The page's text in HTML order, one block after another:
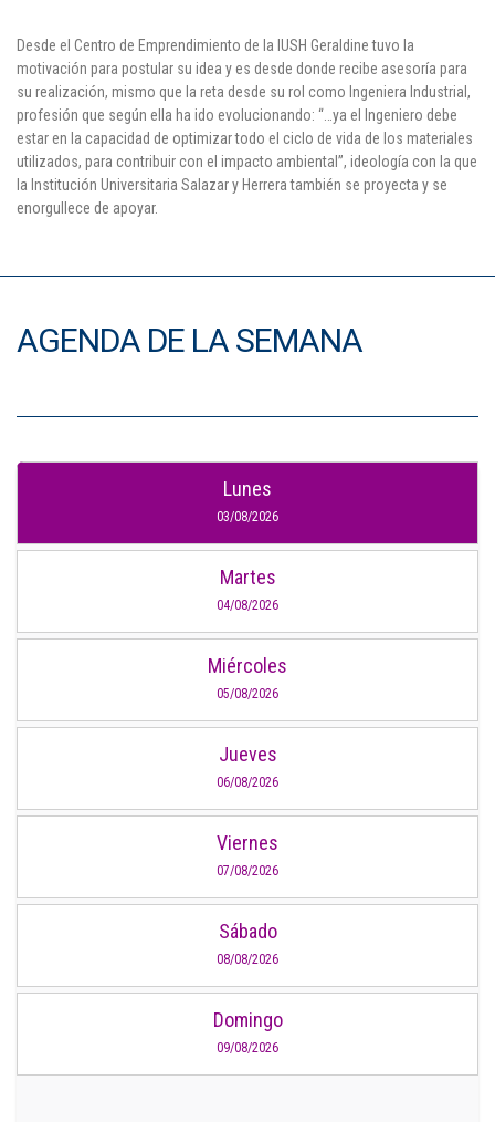
Desde el Centro de Emprendimiento de la IUSH Geraldine tuvo la
motivación para postular su idea y es desde donde recibe asesoría para
su realización, mismo que la reta desde su rol como Ingeniera Industrial,
profesión que según ella ha ido evolucionando: “…ya el Ingeniero debe
estar en la capacidad de optimizar todo el ciclo de vida de los materiales
utilizados, para contribuir con el impacto ambiental”, ideología con la que
la Institución Universitaria Salazar y Herrera también se proyecta y se
enorgullece de apoyar.
AGENDA DE LA SEMANA
Lunes
03/08/2026
Martes
04/08/2026
Miércoles
05/08/2026
Jueves
06/08/2026
Viernes
07/08/2026
Sábado
08/08/2026
Domingo
09/08/2026
Denuncia de Corrupción y Sobornos